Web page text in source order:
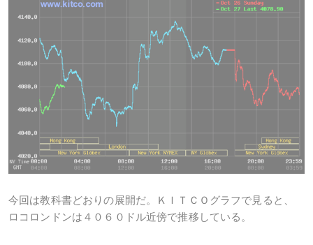
今回は教科書どおりの展開だ。ＫＩＴＣＯグラフで見ると、
ロコロンドンは４０６０ドル近傍で推移している。